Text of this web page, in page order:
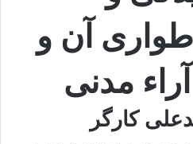
آن و
مدنی
کارگر